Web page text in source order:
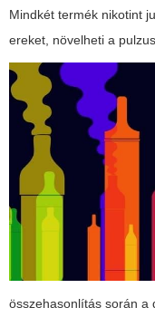
Mindkét termék nikotint
ereket, növelheti a
összehasonlítás során a